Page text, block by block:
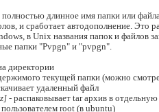
длинное имя папки или
и сработает автодополнение. Это
в Unix названия папок и файлов
папки "Pvpgn" и "pvpgn".
директории
текущей папки (можно
удаленный файл
- распаковывает tar архив в
root (в ubuntu)